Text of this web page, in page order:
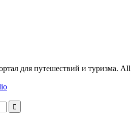
для путешествий и туризма. All